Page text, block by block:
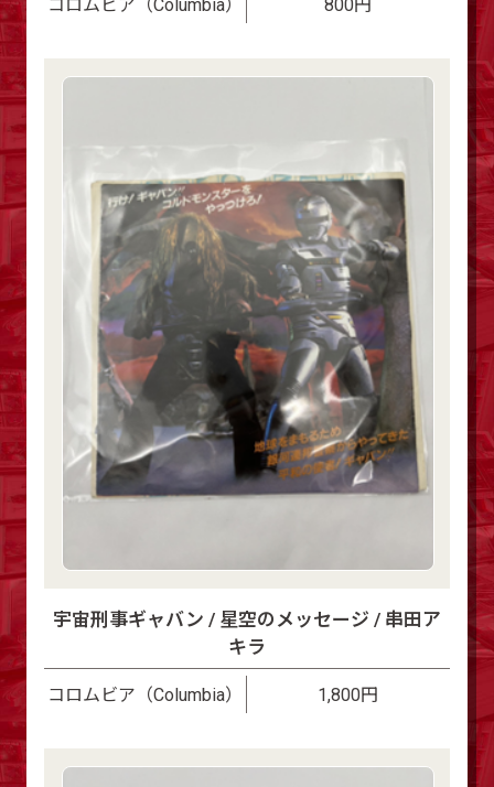
コロムビア（Columbia） 800円
宇宙刑事ギャバン / 星空のメッセージ / 串田ア
キラ
コロムビア（Columbia） 1,800円